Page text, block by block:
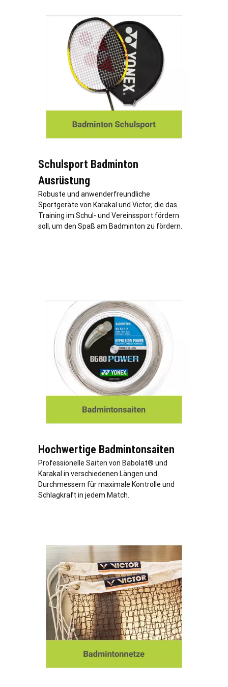
Schulsport Badminton
Ausrüstung
Robuste und anwenderfreundliche
Sportgeräte von Karakal und Victor, die das
Training im Schul- und Vereinssport fördern
soll, um den Spaß am Badminton zu fördern.
Hochwertige Badmintonsaiten
Professionelle Saiten von Babolat® und
Karakal in verschiedenen Längen und
Durchmessern für maximale Kontrolle und
Schlagkraft in jedem Match.